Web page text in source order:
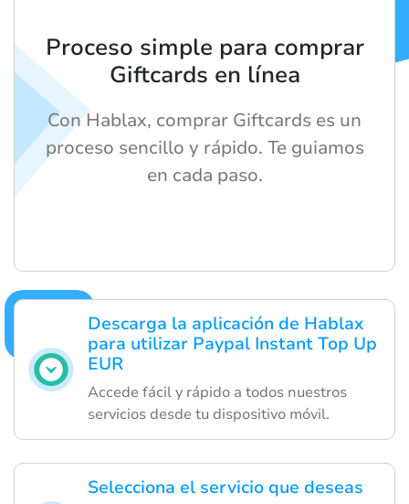
Descarga la aplicación de Hablax
para utilizar Paypal Instant Top Up
EUR
Accede fácil y rápido a todos nuestros
servicios desde tu dispositivo móvil.
Selecciona el servicio que deseas
Proceso simple para comprar
Giftcards en línea
Con Hablax, comprar Giftcards es un
proceso sencillo y rápido. Te guiamos
en cada paso.